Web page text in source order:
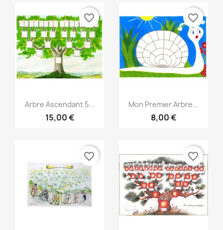
Vista rápida
Arbre Ascendant 5...
15,00 €
favorite_border
Vista rápida
Mon Premier Arbre...
8,00 €
favorite_border
favorite_border favorite_border